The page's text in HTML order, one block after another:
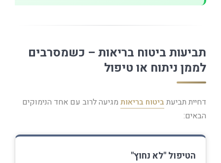
תביעות ביטוח בריאות – כשמסרבים
לממן ניתוח או טיפול
דחיית תביעת ביטוח בריאות מגיעה לרוב עם אחד הנימוקים
הבאים:
הטיפול "לא נחוץ"